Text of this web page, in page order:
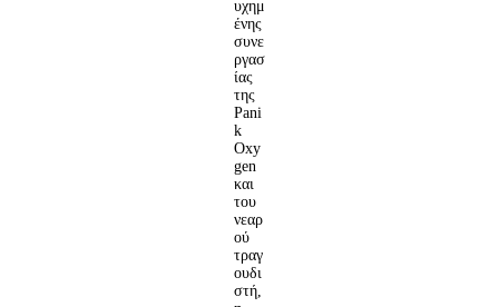
υχημ
ένης
συνε
ργασ
ίας
της
Pani
k
Oxy
gen
και
του
νεαρ
ού
τραγ
ουδι
στή,